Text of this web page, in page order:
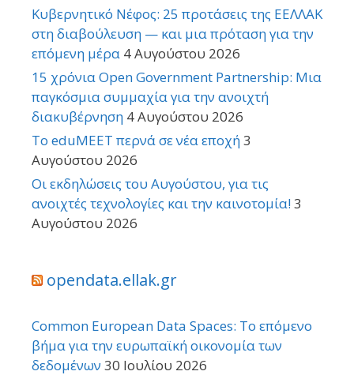
Κυβερνητικό Νέφος: 25 προτάσεις της ΕΕΛΛΑΚ
στη διαβούλευση — και μια πρόταση για την
επόμενη μέρα 4 Αυγούστου 2026
15 χρόνια Open Government Partnership: Μια
παγκόσμια συμμαχία για την ανοιχτή
διακυβέρνηση 4 Αυγούστου 2026
Το eduMEET περνά σε νέα εποχή3
Αυγούστου 2026
Οι εκδηλώσεις του Αυγούστου, για τις
ανοιχτές τεχνολογίες και την καινοτομία!3
Αυγούστου 2026
opendata.ellak.gr
Common European Data Spaces: Το επόμενο
βήμα για την ευρωπαϊκή οικονομία των
δεδομένων 30 Ιουλίου 2026